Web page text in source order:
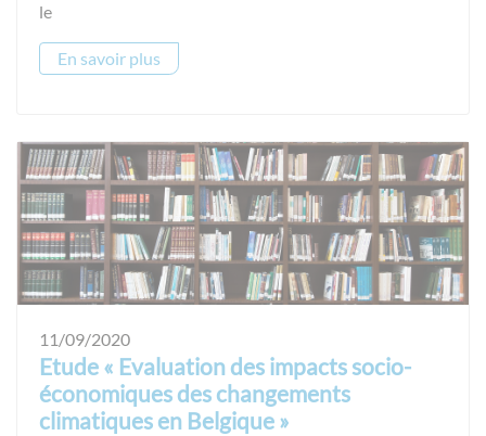
le
En savoir plus
11/09/2020
Etude « Evaluation des impacts socio-
économiques des changements
climatiques en Belgique »